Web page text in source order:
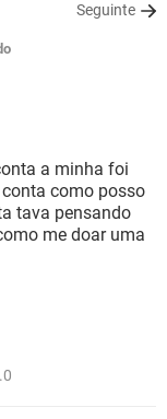
Seguinte
a minha foi
como posso
tava pensando
me doar uma